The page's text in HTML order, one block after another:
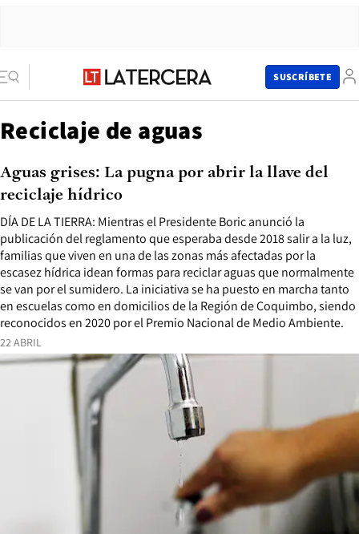
SUSCRÍBETE
Reciclaje de aguas
22 ABRIL
DÍA DE LA TIERRA: Mientras el Presidente Boric anunció la
publicación del reglamento que esperaba desde 2018 salir a la luz,
familias que viven en una de las zonas más afectadas por la
escasez hídrica idean formas para reciclar aguas que normalmente
se van por el sumidero. La iniciativa se ha puesto en marcha tanto
en escuelas como en domicilios de la Región de Coquimbo, siendo
reconocidos en 2020 por el Premio Nacional de Medio Ambiente.
Aguas grises: La pugna por abrir la llave del
reciclaje hídrico